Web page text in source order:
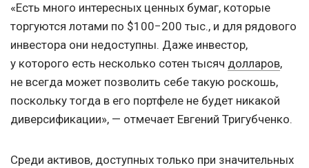
«Есть много интересных ценных бумаг, которые
торгуются лотами по $100−200 тыс., и для рядового
инвестора они недоступны. Даже инвестор,
у которого есть несколько сотен тысяч долларов,
не всегда может позволить себе такую ​​роскошь,
поскольку тогда в его портфеле не будет никакой
диверсификации», — отмечает Евгений Тригубченко.
Среди активов, доступных только при значительных